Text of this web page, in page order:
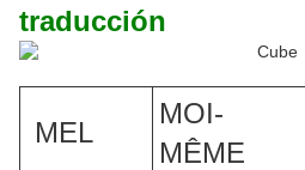
traducción
MEL
MOI-
MÊME